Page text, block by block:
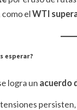
como elWTI
esperar?
logra un acuerdo
tensiones